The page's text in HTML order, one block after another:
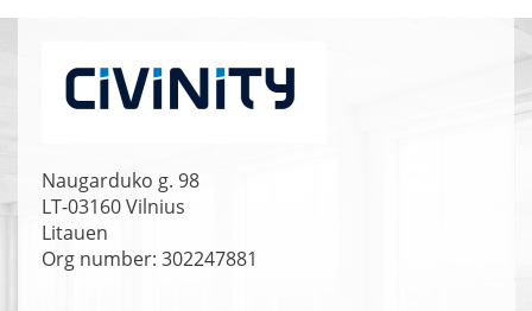
Naugarduko g. 98
LT-03160Vilnius
Litauen
Org number: 302247881